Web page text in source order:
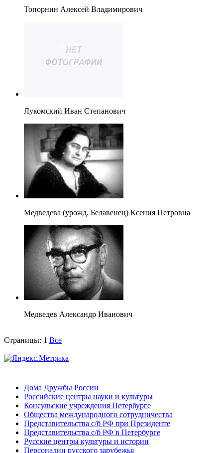
Топорнин Алексей Владимирович
Лукомский Иван Степанович
Медведева (урожд. Белавенец) Ксения Петровна
Медведев Александр Иванович
Страницы: 1 Все
Дома Дружбы России
Российские центры науки и культуры
Консульские учреждения Петербурге
Общества международного сотрудничества
Представительства с/б РФ при Президенте
Представительства с/б РФ в Петербурге
Русские центры культуры и истории
Персоналии русского зарубежья